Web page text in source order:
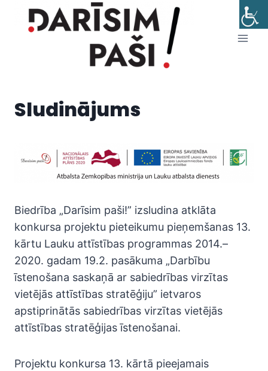
Sludinājums
Biedrība „Darīsim paši!” izsludina atklāta
konkursa projektu pieteikumu pieņemšanas 13.
kārtu Lauku attīstības programmas 2014.–
2020. gadam 19.2. pasākuma „Darbību
īstenošana saskaņā ar sabiedrības virzītas
vietējās attīstības stratēģiju” ietvaros
apstiprinātās sabiedrības virzītas vietējās
attīstības stratēģijas īstenošanai.
Projektu konkursa 13. kārtā pieejamais